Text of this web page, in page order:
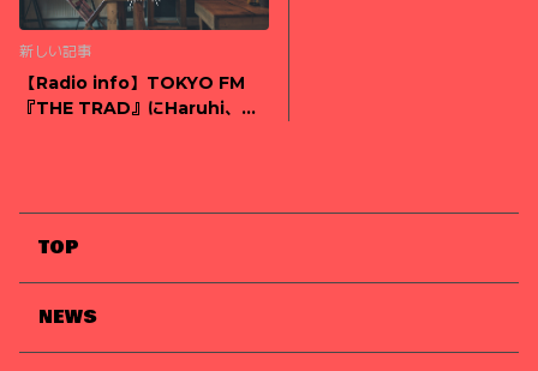
新しい記事
【Radio info】TOKYO FM
『THE TRAD』にHaruhi、岸
TOP
NEWS